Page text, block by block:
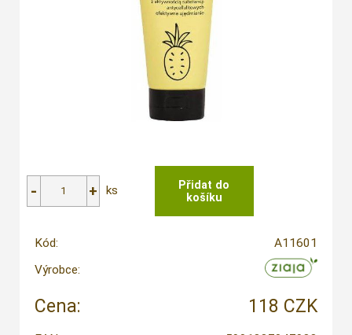
ks
Kód:
A11601
Výrobce:
Cena: 118 CZK